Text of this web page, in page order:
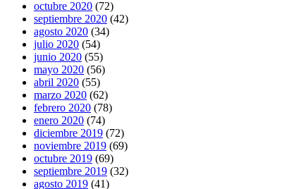
octubre 2020 (72)
septiembre 2020 (42)
agosto 2020 (34)
julio 2020 (54)
junio 2020 (55)
mayo 2020 (56)
abril 2020 (55)
marzo 2020 (62)
febrero 2020 (78)
enero 2020 (74)
diciembre 2019 (72)
noviembre 2019 (69)
octubre 2019 (69)
septiembre 2019 (32)
agosto 2019 (41)